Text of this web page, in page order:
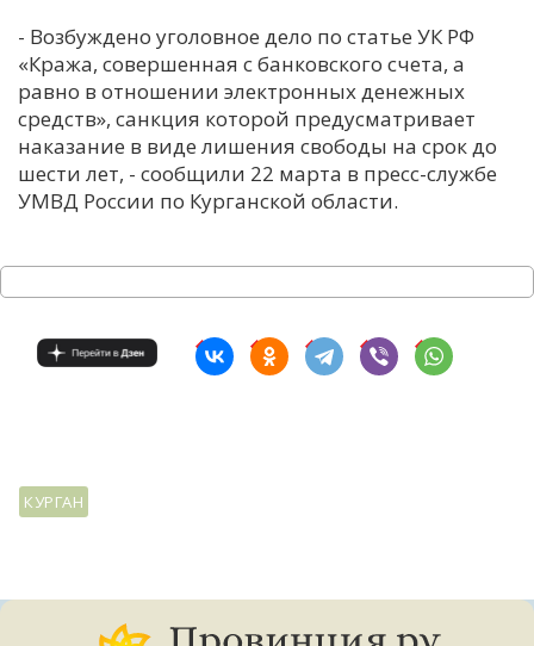
М
Н
У
Х
Я
- Возбуждено уголовное дело по статье УК РФ
«Кража, совершенная с банковского счета, а
равно в отношении электронных денежных
средств», санкция которой предусматривает
наказание в виде лишения свободы на срок до
шести лет, - сообщили 22 марта в пресс-службе
УМВД России по Курганской области.
КУРГАН